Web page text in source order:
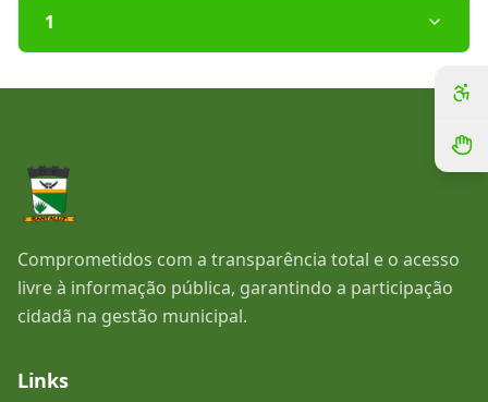
1
Comprometidos com a transparência total e o acesso
livre à informação pública, garantindo a participação
cidadã na gestão municipal.
Links